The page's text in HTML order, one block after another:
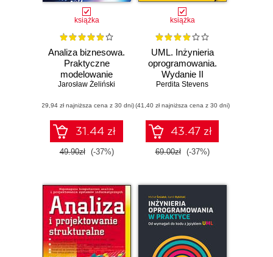
książka
Analiza biznesowa.
Praktyczne
modelowanie
organizacji
Jarosław Żeliński
(29,94 zł najniższa cena z 30 dni)
31.44 zł
49.90zł (-37%)
książka
UML. Inżynieria
oprogramowania.
Wydanie II
Perdita Stevens
(41,40 zł najniższa cena z 30 dni)
43.47 zł
69.00zł (-37%)